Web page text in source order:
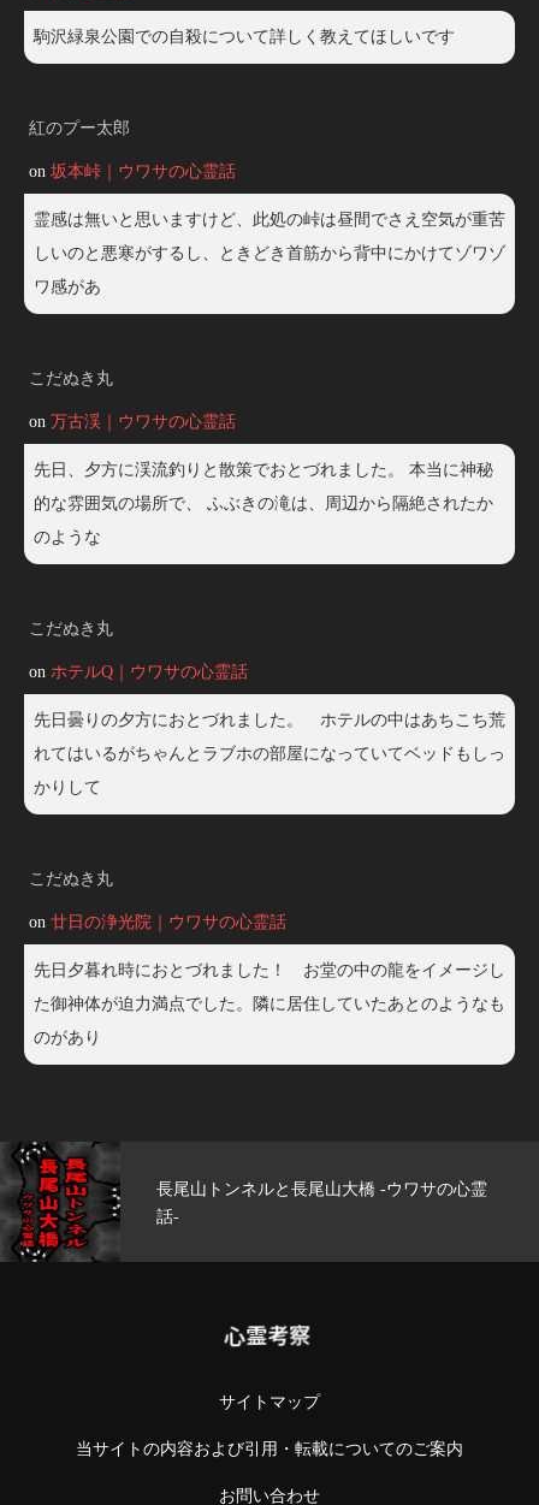
駒沢緑泉公園での自殺について詳しく教えてほしいです
紅のプー太郎
on 坂本峠｜ウワサの心霊話
霊感は無いと思いますけど、此処の峠は昼間でさえ空気が重苦
しいのと悪寒がするし、ときどき首筋から背中にかけてゾワゾ
ワ感があ
こだぬき丸
on 万古渓｜ウワサの心霊話
先日、夕方に渓流釣りと散策でおとづれました。 本当に神秘
的な雰囲気の場所で、 ふぶきの滝は、周辺から隔絶されたか
のような
こだぬき丸
on ホテルQ｜ウワサの心霊話
先日曇りの夕方におとづれました。 ホテルの中はあちこち荒
れてはいるがちゃんとラブホの部屋になっていてベッドもしっ
かりして
こだぬき丸
on 廿日の浄光院｜ウワサの心霊話
先日夕暮れ時におとづれました！ お堂の中の龍をイメージし
た御神体が迫力満点でした。隣に居住していたあとのようなも
のがあり
霊
玄武洞公園 -ウワサの心霊話-
心霊考察
サイトマップ
当サイトの内容および引用・転載についてのご案内
お問い合わせ